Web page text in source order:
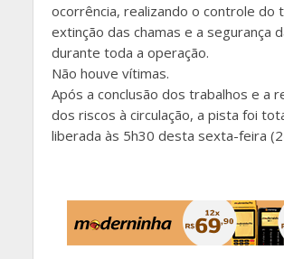
ocorrência, realizando o controle do
extinção das chamas e a segurança
durante toda a operação.
Não houve vítimas.
Após a conclusão dos trabalhos e a
dos riscos à circulação, a pista foi
liberada às 5h30 desta sexta-feira